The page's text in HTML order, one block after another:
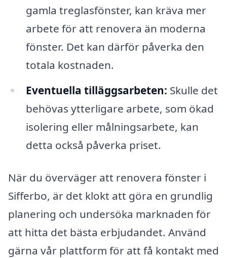
gamla treglasfönster, kan kräva mer
arbete för att renovera än moderna
fönster. Det kan därför påverka den
totala kostnaden.
Eventuella tilläggsarbeten: Skulle det
behövas ytterligare arbete, som ökad
isolering eller målningsarbete, kan
detta också påverka priset.
När du överväger att renovera fönster i
Sifferbo, är det klokt att göra en grundlig
planering och undersöka marknaden för
att hitta det bästa erbjudandet. Använd
gärna vår plattform för att få kontakt med